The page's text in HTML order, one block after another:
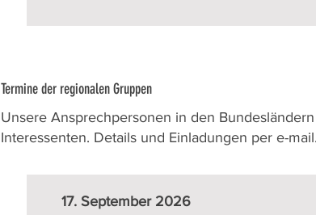
Termine der regionalen Gruppen
Unsere Ansprechpersonen in den
Interessenten. Details und Einladungen per e-mail.
17. September 2026